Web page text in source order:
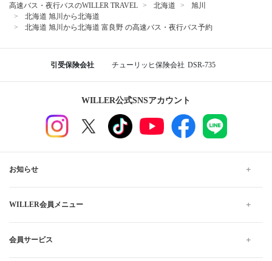
高速バス・夜行バスのWILLER TRAVEL 北海道
旭川
北海道 旭川から北海道
北海道 旭川から北海道 富良野 の高速バス・夜行バス予約
引受保険会社 チューリッヒ保険会社 DSR-735
WILLER公式SNSアカウント
お知らせ
WILLER会員メニュー
会員サービス